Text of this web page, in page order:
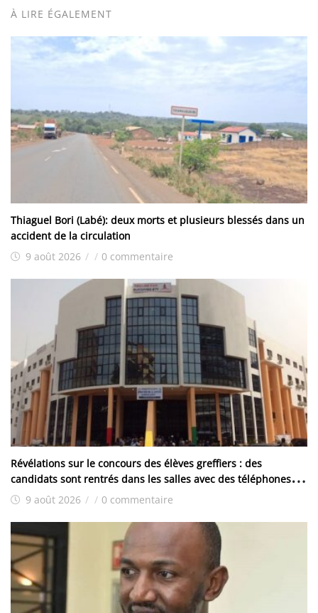
À LIRE ÉGALEMENT
Thiaguel Bori (Labé): deux morts et plusieurs blessés dans un
accident de la circulation
9 août 2026 / / 0 commentaire
Révélations sur le concours des élèves greffiers : des
candidats sont rentrés dans les salles avec des téléphones et
d’autres ont reçu les traités
9 août 2026 / / 0 commentaire